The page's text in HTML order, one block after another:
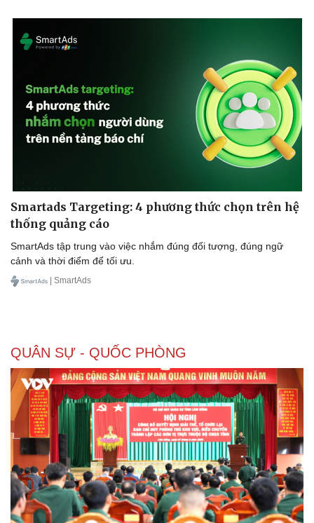
Smartads Targeting: 4 phương thức chọn trên hệ
thống quảng cáo
SmartAds tập trung vào việc nhắm đúng đối tượng, đúng ngữ
cảnh và thời điểm để tối ưu.
| SmartAds
QUÂN SỰ - QUỐC PHÒNG